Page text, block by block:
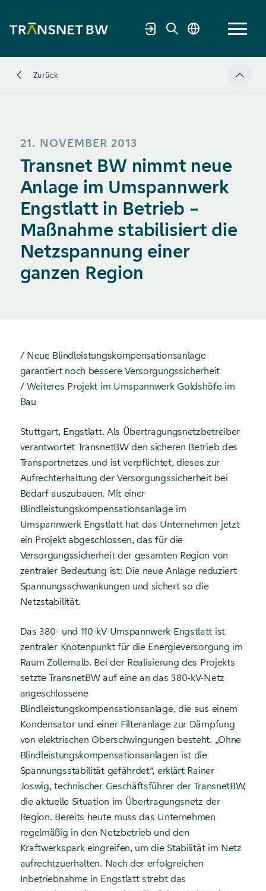
Zurück Nach
21. NOVEMBER 2013
Transnet BW nimmt neue
Anlage im Umspannwerk
Engstlatt in Betrieb –
Maßnahme stabilisiert die
Netzspannung einer
ganzen Region
/ Neue Blindleistungskompensationsanlage
garantiert noch bessere Versorgungssicherheit
/ Weiteres Projekt im Umspannwerk Goldshöfe im
Bau
Stuttgart, Engstlatt. Als Übertragungsnetzbetreiber
verantwortet TransnetBW den sicheren Betrieb des
Transportnetzes und ist verpflichtet, dieses zur
Aufrechterhaltung der Versorgungssicherheit bei
Bedarf auszubauen. Mit einer
Blindleistungskompensationsanlage im
Umspannwerk Engstlatt hat das Unternehmen jetzt
ein Projekt abgeschlossen, das für die
Versorgungssicherheit der gesamten Region von
zentraler Bedeutung ist: Die neue Anlage reduziert
Spannungsschwankungen und sichert so die
Netzstabilität.
Das 380- und 110-kV-Umspannwerk Engstlatt ist
zentraler Knotenpunkt für die Energieversorgung im
Raum Zollernalb. Bei der Realisierung des Projekts
setzte TransnetBW auf eine an das 380-kV-Netz
angeschlossene
Blindleistungskompensationsanlage, die aus einem
Kondensator und einer Filteranlage zur Dämpfung
von elektrischen Oberschwingungen besteht. „Ohne
Blindleistungskompensationsanlagen ist die
Spannungsstabilität gefährdet“, erklärt Rainer
Joswig, technischer Geschäftsführer der TransnetBW,
die aktuelle Situation im Übertragungsnetz der
Region. Bereits heute muss das Unternehmen
regelmäßig in den Netzbetrieb und den
Kraftwerkspark eingreifen, um die Stabilität im Netz
aufrechtzuerhalten. Nach der erfolgreichen
Inbetriebnahme in Engstlatt strebt das